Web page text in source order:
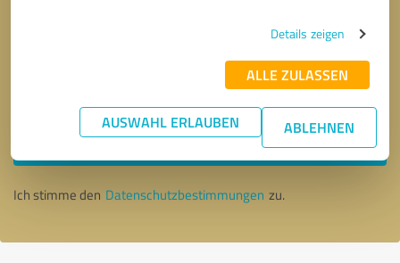
Details zeigen
ALLE ZULASSEN
AUSWAHL ERLAUBEN ABLEHNEN
Ich stimme den Datenschutzbestimmungen zu.